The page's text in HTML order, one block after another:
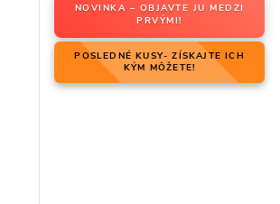
NOVINKA – OBJAVTE JU MEDZI
PRVÝMI!
POSLEDNÉ KUSY- ZÍSKAJTE ICH
KÝM MÔŽETE!